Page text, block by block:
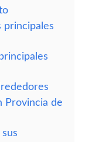
principales
Provincia de